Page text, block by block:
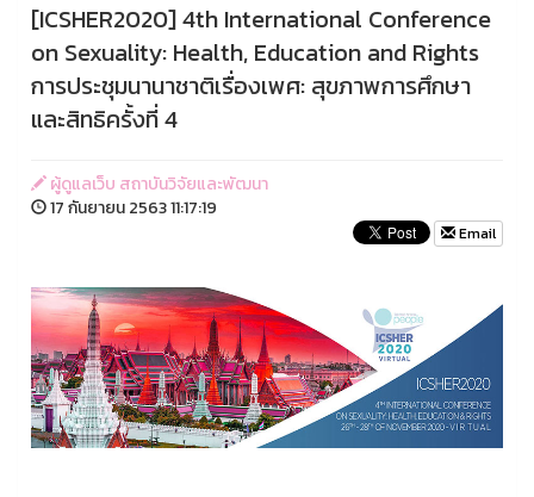
[ICSHER2020] 4th International Conference
on Sexuality: Health, Education and Rights
การประชุมนานาชาติเรื่องเพศ: สุขภาพการศึกษา
และสิทธิครั้งที่ 4
ผู้ดูแลเว็บ สถาบันวิจัยและพัฒนา
17 กันยายน 2563 11:17:19
Email